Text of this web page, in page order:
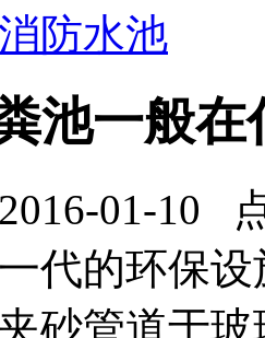
防水池
池一般在
01-10
的环保设
砂管道于玻